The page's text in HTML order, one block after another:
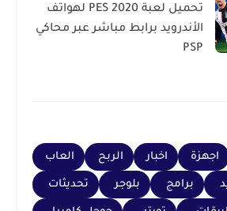
تحميل لعبة PES 2020 لهواتف
الأندرويد برابط مباشر عبر محاكي
PSP
اجهزة اخبار الربح العاب
برامج بلوجر تحديثات